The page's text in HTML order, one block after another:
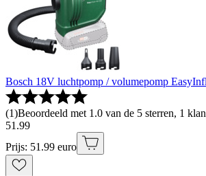
Bosch 18V luchtpomp / volumepomp
(1)Beoordeeld met 1.0 van de 5 sterren, 1
51 .99
Prijs: 51.99 euro